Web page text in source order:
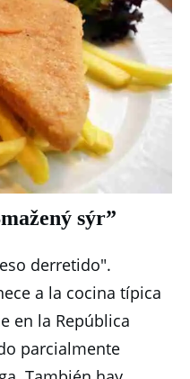
sýr”
derretido".
a la cocina típica
en la República
parcialmente